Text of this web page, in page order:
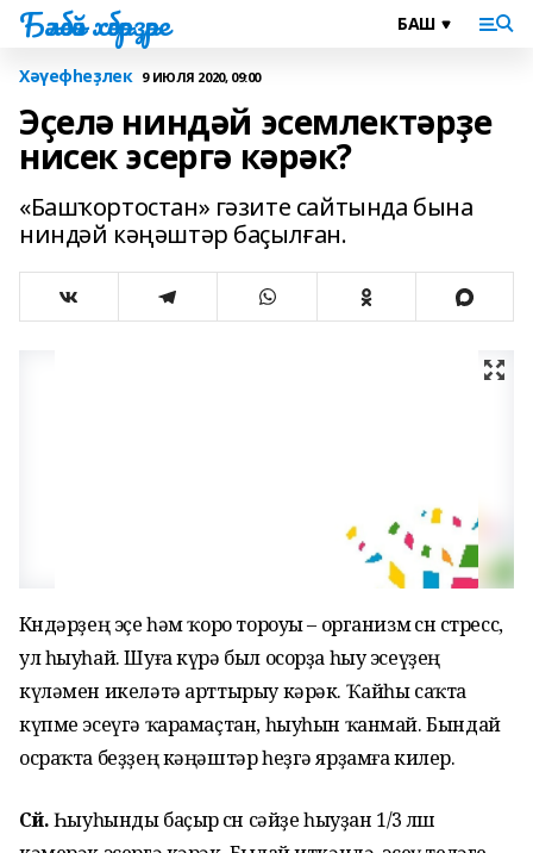
Бәләбәй хәбәрҙәре
Хәүефһеҙлек 9 ИЮЛЯ 2020, 09:00
Эҫелә ниндәй эсемлектәрҙе
нисек эсергә кәрәк?
«Башҡортостан» гәзите сайтында бына
ниндәй кәңәштәр баҫылған.
Көндәрҙең эҫе һәм ҡоро тороуы – организм өсөн стресс,
ул һыуһай. Шуға күрә был осорҙа һыу эсеүҙең
күләмен икеләтә арттырыу кәрәк. Ҡайһы саҡта
күпме эсеүгә ҡарамаҫтан, һыуһын ҡанмай. Бындай
осраҡта беҙҙең кәңәштәр һеҙгә ярҙамға килер.
Сәй.Һыуһынды баҫыр өсөн сәйҙе һыуҙан 1/3 өлөш